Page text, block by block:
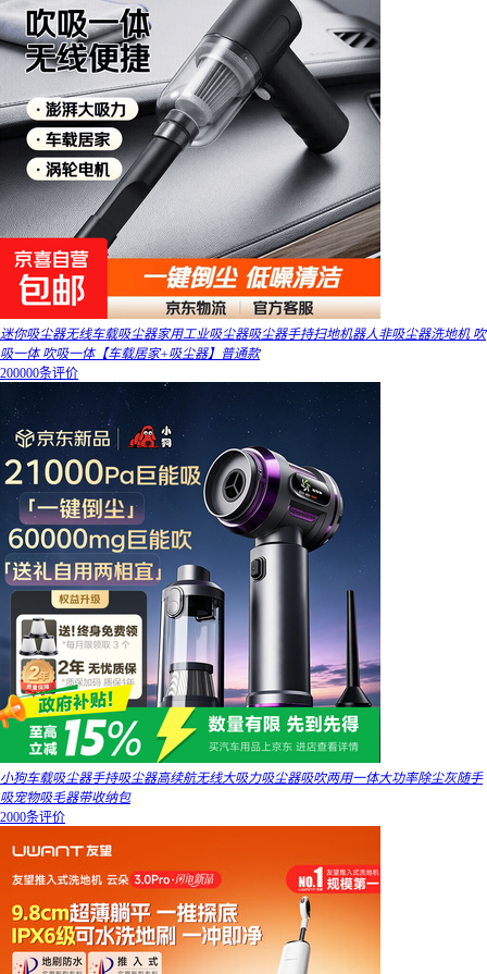
迷你吸尘器无线车载吸尘器家用工业吸尘器吸尘器手持扫地机器人非吸尘器洗地机 吹
吸一体 吹吸一体【车载居家+吸尘器】普通款
200000条评价
小狗车载吸尘器手持吸尘器高续航无线大吸力吸尘器吸吹两用一体大功率除尘灰随手
吸宠物吸毛器带收纳包
2000条评价